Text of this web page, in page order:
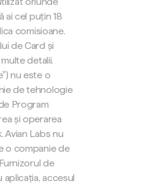
ai cel puțin 18
comisioane.
de Card și
detalii.
nu este o
de tehnologie
Program
și operarea
Avian Labs nu
o companie de
de
accesul